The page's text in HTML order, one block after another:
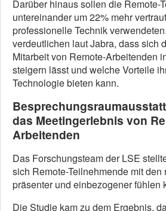
Darüber hinaus sollen die Remote-
untereinander um 22% mehr
professionelle Technik
verdeutlichen laut Jabra, dass sich
Mitarbeit von Remote-Arbeitenden
steigern lässt und welche Vorteile
Technologie bieten kann.
das Meetingerlebnis von
Arbeitenden
Das Forschungsteam der LSE
sich Remote-Teilnehmende mit den
präsenter und einbezogener fühlen
Die Studie kam zu dem Ergebnis,